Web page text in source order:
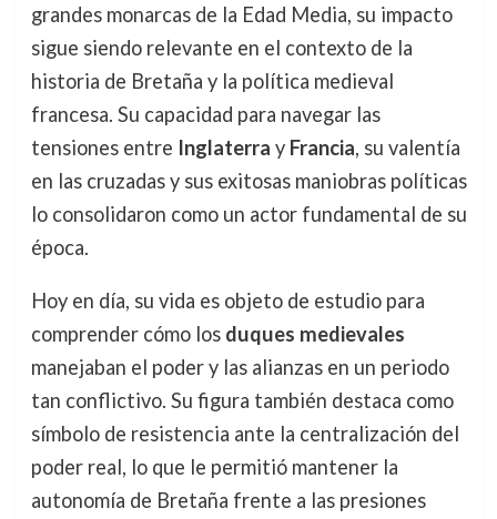
grandes monarcas de la Edad Media, su impacto
sigue siendo relevante en el contexto de la
historia de Bretaña y la política medieval
francesa. Su capacidad para navegar las
tensiones entre Inglaterra y Francia, su valentía
en las cruzadas y sus exitosas maniobras políticas
lo consolidaron como un actor fundamental de su
época.
Hoy en día, su vida es objeto de estudio para
comprender cómo los duques medievales
manejaban el poder y las alianzas en un periodo
tan conflictivo. Su figura también destaca como
símbolo de resistencia ante la centralización del
poder real, lo que le permitió mantener la
autonomía de Bretaña frente a las presiones